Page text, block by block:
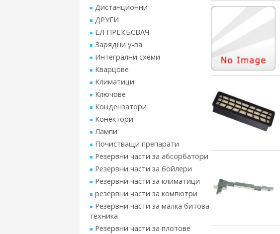
Дистанционни
ДРУГИ
ЕЛ ПРЕКЪСВАЧ
Зарядни у-ва
Интегрални схеми
Кварцове
Климатици
Ключове
Кондензатори
Конектори
Лампи
Почистващи препарати
Резервни части за абсорбатори
Резервни части за бойлери
Резервни части за климатици
резервни части за компютри
Резервни части за малка битова
техника
Резервни части за плотове